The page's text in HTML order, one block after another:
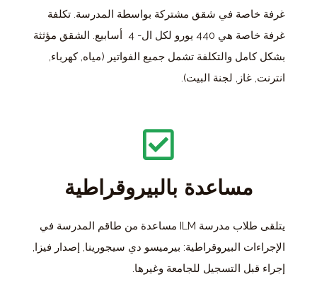
غرفة خاصة في شقق مشتركة بواسطة المدرسة. تكلفة
غرفة خاصة هي 440 يورو لكل ال- 4 أسابيع. الشقق مؤثثة
بشكل كامل والتكلفة تشمل جميع الفواتير (مياه, كهرباء,
انترنت, غاز, لجنة البيت).
مساعدة بالبيروقراطية
يتلقى طلاب مدرسة ILM مساعدة من طاقم المدرسة في
الإجراءات البيروقراطية: بيرميسو دي سيجورينا, إصدار فيزا,
إجراء قبل التسجيل للجامعة وغيرها.